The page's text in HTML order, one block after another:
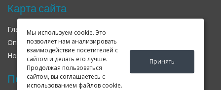
Мы используем cookie. Это
позволяет нам анализировать
взаимодействие посетителей с
сайтом и делать его лучше.
Продолжая пользоваться
сайтом, вы соглашаетесь с
использованием файлов cookie.
Принять
Карта сайта
Главная О нас
Оплата
Доставка
Новости
Оферта
Последние новости